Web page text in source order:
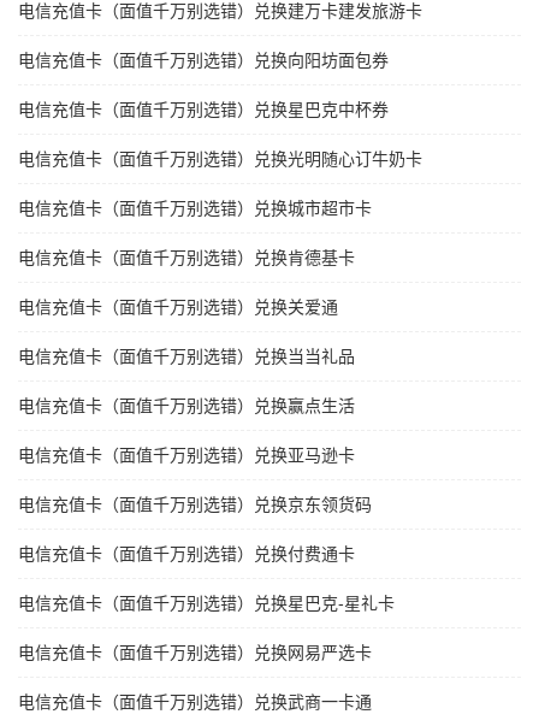
电信充值卡（面值千万别选错）兑换建万卡建发旅游卡
电信充值卡（面值千万别选错）兑换向阳坊面包券
电信充值卡（面值千万别选错）兑换星巴克中杯券
电信充值卡（面值千万别选错）兑换光明随心订牛奶卡
电信充值卡（面值千万别选错）兑换城市超市卡
电信充值卡（面值千万别选错）兑换肯德基卡
电信充值卡（面值千万别选错）兑换关爱通
电信充值卡（面值千万别选错）兑换当当礼品
电信充值卡（面值千万别选错）兑换赢点生活
电信充值卡（面值千万别选错）兑换亚马逊卡
电信充值卡（面值千万别选错）兑换京东领货码
电信充值卡（面值千万别选错）兑换付费通卡
电信充值卡（面值千万别选错）兑换星巴克-星礼卡
电信充值卡（面值千万别选错）兑换网易严选卡
电信充值卡（面值千万别选错）兑换武商一卡通